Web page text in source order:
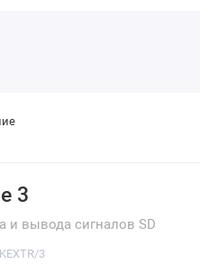
3
и вывода сигналов SD
3